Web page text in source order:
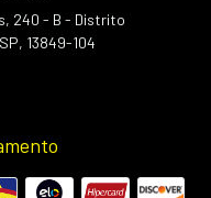
240 - B - Distrito
13849-104